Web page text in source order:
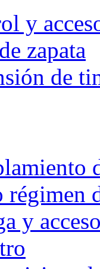
y
zapata
de
régimen
y